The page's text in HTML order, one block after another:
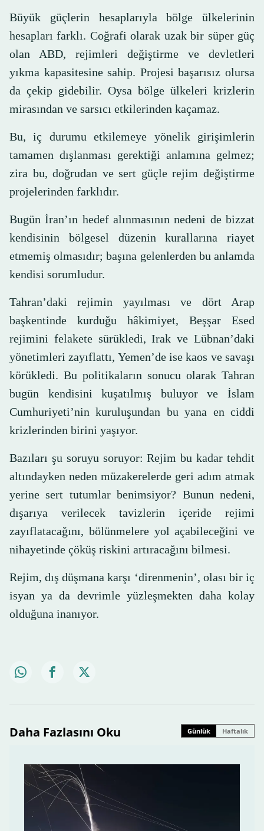
Büyük güçlerin hesaplarıyla bölge ülkelerinin
hesapları farklı. Coğrafi olarak uzak bir süper güç
olan ABD, rejimleri değiştirme ve devletleri
yıkma kapasitesine sahip. Projesi başarısız olursa
da çekip gidebilir. Oysa bölge ülkeleri krizlerin
mirasından ve sarsıcı etkilerinden kaçamaz.
Bu, iç durumu etkilemeye yönelik girişimlerin
tamamen dışlanması gerektiği anlamına gelmez;
zira bu, doğrudan ve sert güçle rejim değiştirme
projelerinden farklıdır.
Bugün İran’ın hedef alınmasının nedeni de bizzat
kendisinin bölgesel düzenin kurallarına riayet
etmemiş olmasıdır; başına gelenlerden bu anlamda
kendisi sorumludur.
Tahran’daki rejimin yayılması ve dört Arap
başkentinde kurduğu hâkimiyet, Beşşar Esed
rejimini felakete sürükledi, Irak ve Lübnan’daki
yönetimleri zayıflattı, Yemen’de ise kaos ve savaşı
körükledi. Bu politikaların sonucu olarak Tahran
bugün kendisini kuşatılmış buluyor ve İslam
Cumhuriyeti’nin kuruluşundan bu yana en ciddi
krizlerinden birini yaşıyor.
Bazıları şu soruyu soruyor: Rejim bu kadar tehdit
altındayken neden müzakerelerde geri adım atmak
yerine sert tutumlar benimsiyor? Bunun nedeni,
dışarıya verilecek tavizlerin içeride rejimi
zayıflatacağını, bölünmelere yol açabileceğini ve
nihayetinde çöküş riskini artıracağını bilmesi.
Rejim, dış düşmana karşı ‘direnmenin’, olası bir iç
isyan ya da devrimle yüzleşmekten daha kolay
olduğuna inanıyor.
Daha Fazlasını Oku Günlük Haftalık